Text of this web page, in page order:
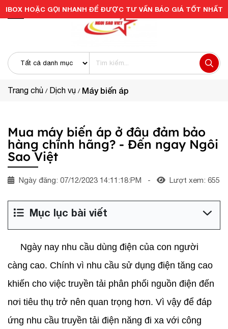
Trang chủ Dịch vụ Máy biến áp
Mua máy biến áp ở đâu đảm bảo
hàng chĩnh hãng? - Đến ngay Ngôi
Sao Việt
Ngày đăng: 07/12/2023 14:11:18:PM - Lượt xem: 655
Mục lục bài viết
Ngày nay nhu cầu dùng điện của con người
càng cao. Chính vì nhu cầu sử dụng điện tăng cao
khiến cho việc truyền tải phân phối nguồn điện đến
nơi tiêu thụ trở nên quan trọng hơn. Vì vậy để đáp
ứng nhu cầu truyền tải điện năng đi xa với công
IBOX HOẶC GỌI NHANH ĐỂ ĐƯỢC TƯ VẤN BÁO GIÁ TỐT NHẤT